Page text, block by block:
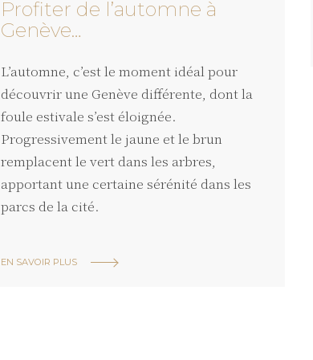
Profiter de l’automne à
Genève…
L’automne, c’est le moment idéal pour
découvrir une Genève différente, dont la
foule estivale s’est éloignée.
Progressivement le jaune et le brun
remplacent le vert dans les arbres,
apportant une certaine sérénité dans les
parcs de la cité.
EN SAVOIR PLUS